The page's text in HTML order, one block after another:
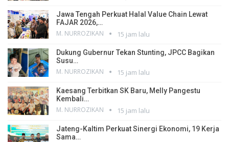
Jawa Tengah Perkuat Halal Value Chain Lewat
FAJAR 2026,…
M. NURROZIKAN 15 jam lalu
Dukung Gubernur Tekan Stunting, JPCC Bagikan
Susu…
M. NURROZIKAN 15 jam lalu
Kaesang Terbitkan SK Baru, Melly Pangestu
Kembali…
M. NURROZIKAN 15 jam lalu
Jateng-Kaltim Perkuat Sinergi Ekonomi, 19 Kerja
Sama…